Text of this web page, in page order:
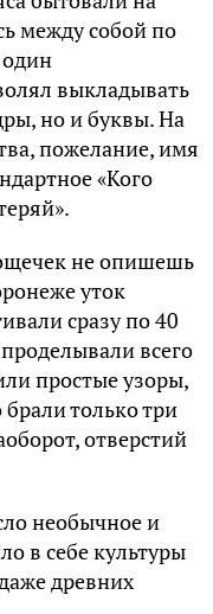
между собой по
выкладывать
но и буквы. На
пожелание, имя
«Кого
не опишешь
уток
сразу по 40
всего
простые узоры,
только три
отверстий
необычное и
в себе культуры
древних